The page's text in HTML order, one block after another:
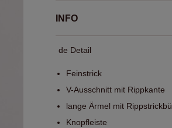
INFO
de Detail
Feinstrick
V-Ausschnitt mit Rippkante
lange Ärmel mit
Knopfleiste